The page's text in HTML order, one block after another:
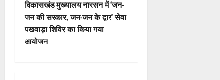
n
a
विकासखंड मुख्यालय नारसन में ‘जन-
जन की सरकार, जन-जन के द्वार’ सेवा
पखवाड़ा शिविर का किया गया
आयोजन